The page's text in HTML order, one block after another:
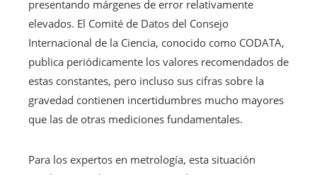
presentando márgenes de error relativamente
elevados. El Comité de Datos del Consejo
Internacional de la Ciencia, conocido como CODATA,
publica periódicamente los valores recomendados de
estas constantes, pero incluso sus cifras sobre la
gravedad contienen incertidumbres mucho mayores
que las de otras mediciones fundamentales.
Para los expertos en metrología, esta situación